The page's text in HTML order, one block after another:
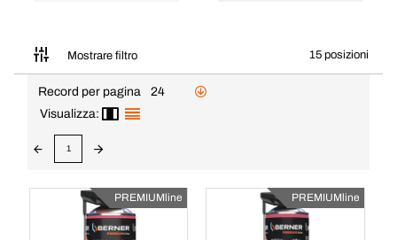
Mostrare filtro 15 posizioni
Record per pagina
24
Visualizza:
1
PREMIUMline PREMIUMline